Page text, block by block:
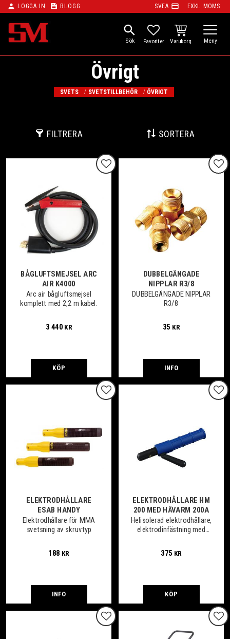
Meny
person LOGGA IN feed BLOGG SVEA payment EXKL. MOMS
search
FAVORITER
KUNDVAGN
Övrigt
SVETS SVETSTILLBEHÖR ÖVRIGT
FILTRERA SORTERA
BÅGLUFTSMEJSEL ARC
AIR K4000
Arc air bågluftsmejsel
komplett med 2,2 m kabel.
3 440KR
Lägg till i favoriter
KÖP
DUBBELGÄNGADE
NIPPLAR R3/8
DUBBELGÄNGADE NIPPLAR
R3/8
35 KR
INFO
ELEKTRODHÅLLARE
ESAB HANDY
Elektrodhållare för MMA
svetsning av skruvtyp
188 KR
Lägg till i favoriter
INFO
ELEKTRODHÅLLARE HM
200 MED HÄVARM 200A
Helisolerad elektrodhållare,
elektrodinfästning med
375 KR
KÖP
Lägg till i favoriter